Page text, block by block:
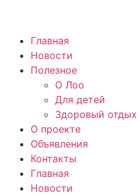
Главная
Новости
Полезное
О Лоо
Для детей
Здоровый отдых
О проекте
Объявления
Контакты
Главная
Новости